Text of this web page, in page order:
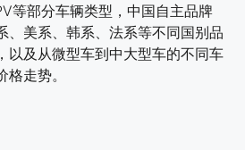
等部分车辆类型，中国自主品牌
、美系、韩系、法系等不同国别品
以及从微型车到中大型车的不同车
走势。